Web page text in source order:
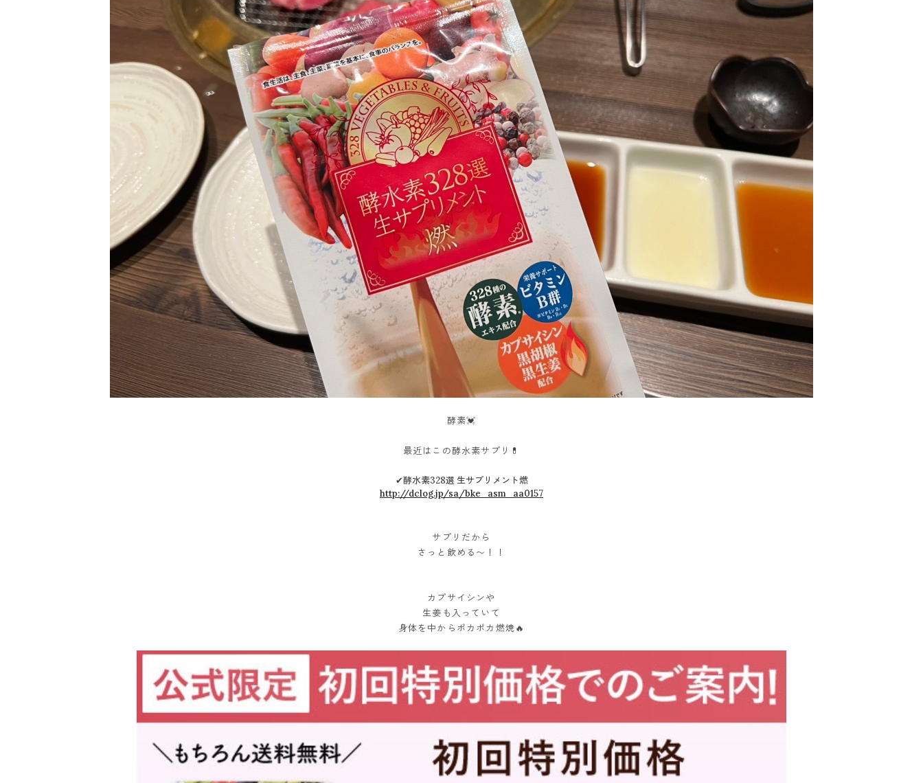
酵素💓
最近はこの酵水素サプリ💊
✔︎酵水素328選 生サプリメント燃
http://dclog.jp/sa/bke_asm_aa0157
サプリだから
さっと飲める〜！！
カプサイシンや
生姜も入っていて
身体を中からポカポカ燃焼🔥